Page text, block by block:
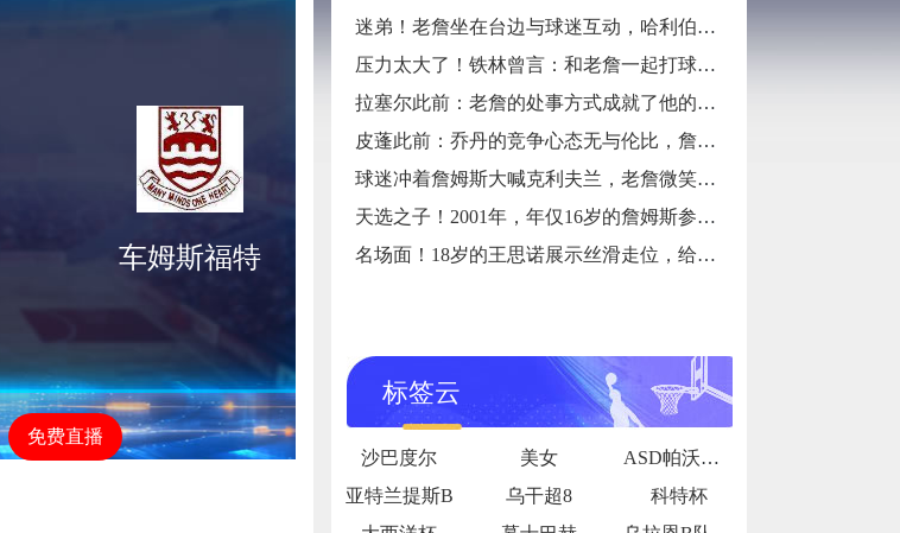
车姆斯福特
免费直播
迷弟！老詹坐在台边与球迷互动，哈利伯顿一脸崇拜地看着
压力太大了！铁林曾言：和老詹一起打球是馈赠，也是困扰
拉塞尔此前：老詹的处事方式成就了他的伟大，他是没有缺点的球员
皮蓬此前：乔丹的竞争心态无与伦比，詹姆斯和他没有可比性
球迷冲着詹姆斯大喊克利夫兰，老詹微笑着小抿一口香槟
天选之子！2001年，年仅16岁的詹姆斯参加阿迪达斯的训练营
名场面！18岁的王思诺展示丝滑走位，给登哥看得一愣一愣的
标签云
沙巴度尔 美女
ASD帕沃内塞
亚特兰提斯B
乌干超8
科特杯